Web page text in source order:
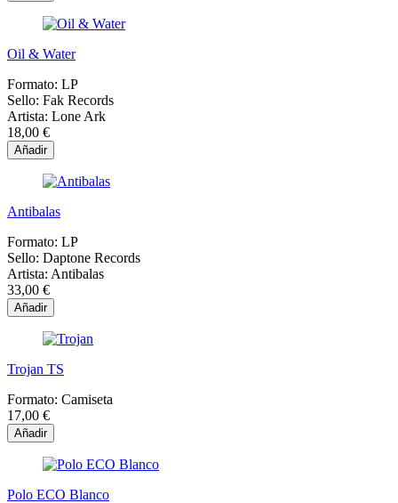
Oil & Water
Formato: LP
Sello: Fak Records
Artista: Lone Ark
18,00 €
Añadir
Antibalas
Formato: LP
Sello: Daptone Records
Artista: Antibalas
33,00 €
Añadir
Trojan TS
Formato: Camiseta
17,00 €
Añadir
Polo ECO Blanco